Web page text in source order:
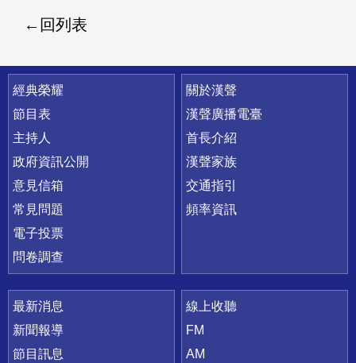
回列表
快速連結
經典榮耀
節目表
主持人
政府資訊公開
意見信箱
常見問題
電子投票
問卷調查
關於漢聲
漢聲廣播電臺
首長介紹
漢聲家族
交通指引
頻率資訊
最新消息
新聞報導
節目訊息
線上收聽
FM
AM